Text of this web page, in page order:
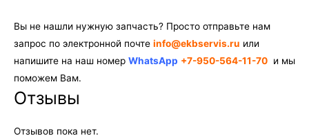
Вы не нашли нужную запчасть? Просто отправьте нам
запрос по электронной почте info@ekbservis.ru или
напишите на наш номер WhatsApp +7-950-564-11-70 и мы
поможем Вам.
Отзывы
Отзывов пока нет.